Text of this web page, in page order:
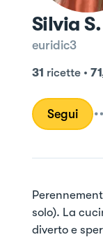
Silvia S.
euridic3
31 ricette•
Segui
solo). La
diverto e